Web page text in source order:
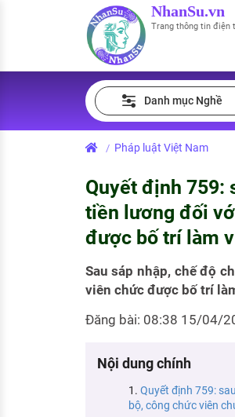
NhanSu.vn
Trang thông tin điện
Tìm việc làm
Việc làm tốt nhất
Danh sách nhà tuyển dụng
Nhà tuyển dụng hàng đầu
Quản lý CV
MẪU CV THEO STYLE
Mẫu CV đơn giản
Mẫu CV hiện đại
Tính lương Gross - Net
PHÁP LUẬT VIỆT NAM
Văn bản pháp luật
Chính sách mới
Lao động và tiền lương
Bảo hiểm và phúc lợi
Thuế thu nhập
KHÁM PHÁ NGHỀ NGHIỆP
Danh mục Nghề
/ Pháp luật Việt Nam
Quyết định 759:
tiền lương đối
được bố trí làm
Sau sáp nhập, chế độ
viên chức được bố trí
Đăng bài: 08:38 15/04/
Nội dung chính
Quyết định 759:
bộ, công chức viên